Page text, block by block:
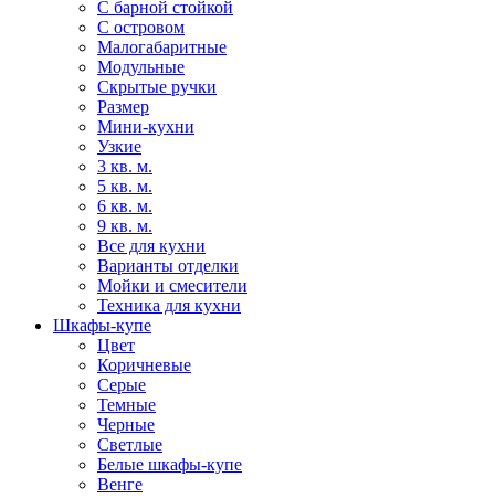
С барной стойкой
С островом
Малогабаритные
Модульные
Скрытые ручки
Размер
Мини-кухни
Узкие
3 кв. м.
5 кв. м.
6 кв. м.
9 кв. м.
Все для кухни
Варианты отделки
Мойки и смесители
Техника для кухни
Шкафы-купе
Цвет
Коричневые
Серые
Темные
Черные
Светлые
Белые шкафы-купе
Венге